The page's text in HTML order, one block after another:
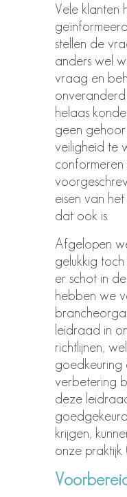
Vele klanten
stellen de
anders wel
vraag en
helaas
geen
veiligheid te
eisen van
dat ook is.
Afgelopen
gelukkig
er schot in
hebben we
leidraad in
richtlijnen,
goedkeuring
verbetering
deze
krijgen,
onze praktijk